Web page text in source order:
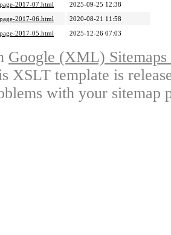
2017-07.html
2025-09-25 12:38
2017-06.html
2020-08-21 11:58
2017-05.html
2025-12-26 07:03
Google (XML)
XSLT template is
with your sitemap